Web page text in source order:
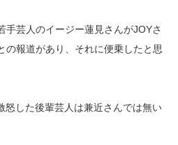
手芸人のイージー蓮見さんがJOYさ
の報道があり、それに便乗したと思
怒した後輩芸人は兼近さんでは無い